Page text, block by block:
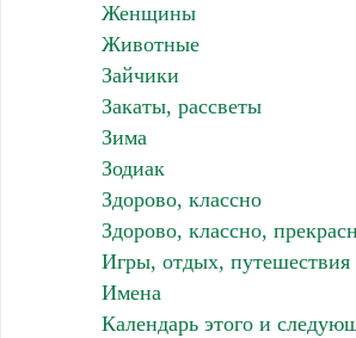
Женщины
Животные
Зайчики
Закаты, рассветы
Зима
Зодиак
Здорово, классно
Здорово, классно,
Игры, отдых, путешествия
Имена
Календарь этого и